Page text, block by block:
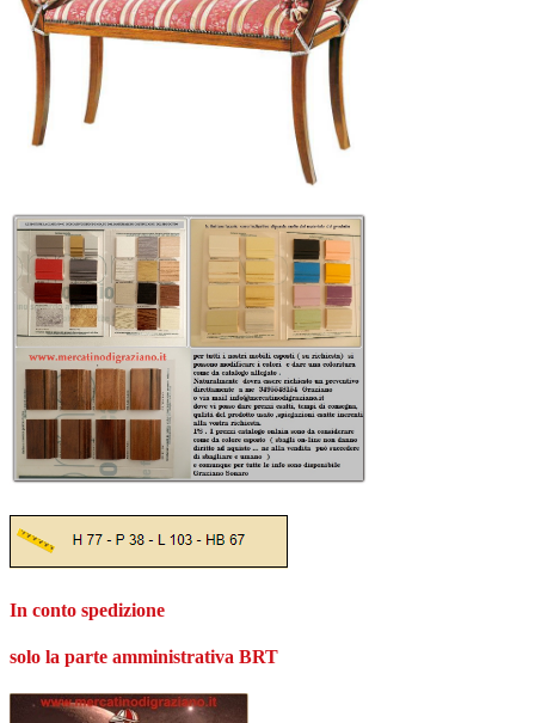
In conto spedizione
solo la parte amministrativa BRT